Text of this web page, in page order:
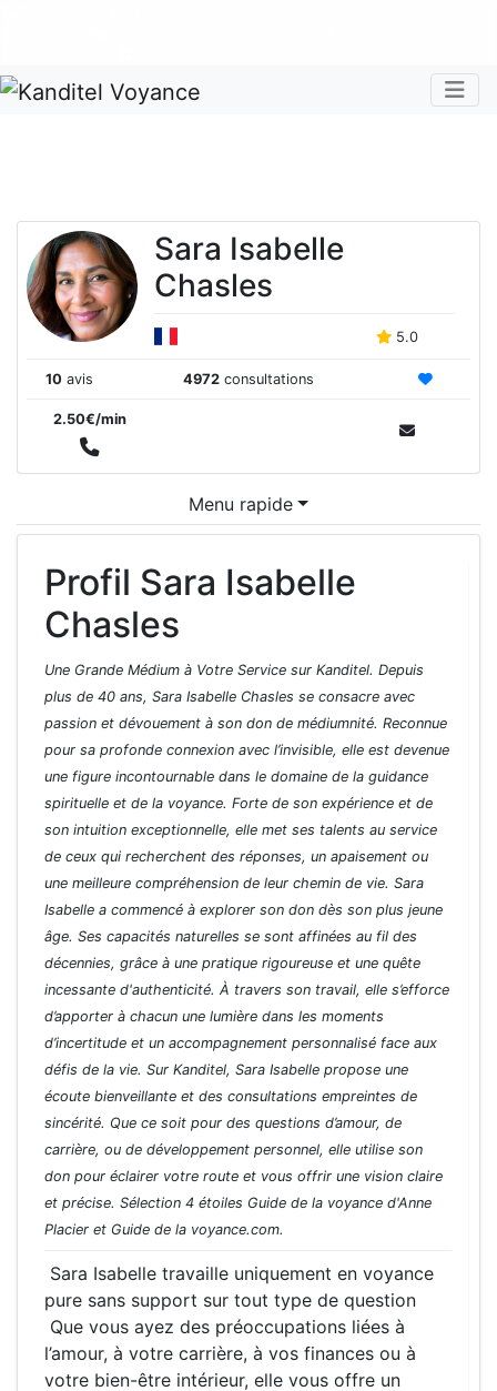
Sara Isabelle
Chasles
5.0
10 avis 4972 consultations
2.50€/min
Menu rapide
Profil Sara Isabelle
Chasles
Une Grande Médium à Votre Service sur Kanditel. Depuis
plus de 40 ans, Sara Isabelle Chasles se consacre avec
passion et dévouement à son don de médiumnité. Reconnue
pour sa profonde connexion avec l’invisible, elle est devenue
une figure incontournable dans le domaine de la guidance
spirituelle et de la voyance. Forte de son expérience et de
son intuition exceptionnelle, elle met ses talents au service
de ceux qui recherchent des réponses, un apaisement ou
une meilleure compréhension de leur chemin de vie. Sara
Isabelle a commencé à explorer son don dès son plus jeune
âge. Ses capacités naturelles se sont affinées au fil des
décennies, grâce à une pratique rigoureuse et une quête
incessante d'authenticité. À travers son travail, elle s’efforce
d’apporter à chacun une lumière dans les moments
d’incertitude et un accompagnement personnalisé face aux
défis de la vie. Sur Kanditel, Sara Isabelle propose une
écoute bienveillante et des consultations empreintes de
sincérité. Que ce soit pour des questions d’amour, de
carrière, ou de développement personnel, elle utilise son
don pour éclairer votre route et vous offrir une vision claire
et précise. Sélection 4 étoiles Guide de la voyance d'Anne
Placier et Guide de la voyance.com.
Sara Isabelle travaille uniquement en voyance
pure sans support sur tout type de question
Que vous ayez des préoccupations liées à
l’amour, à votre carrière, à vos finances ou à
votre bien-être intérieur, elle vous offre un